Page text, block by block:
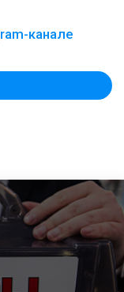
канале